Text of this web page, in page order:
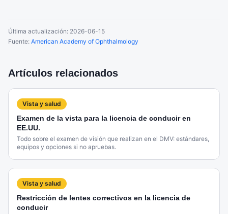
Última actualización: 2026-06-15
Fuente: American Academy of Ophthalmology
Artículos relacionados
Vista y salud
Examen de la vista para la licencia de conducir en
EE.UU.
Todo sobre el examen de visión que realizan en el DMV: estándares,
equipos y opciones si no apruebas.
Vista y salud
Restricción de lentes correctivos en la licencia de
conducir